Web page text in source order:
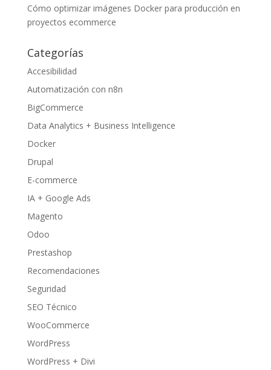
Cómo optimizar imágenes Docker para producción en
proyectos ecommerce
Categorías
Accesibilidad
Automatización con n8n
BigCommerce
Data Analytics + Business Intelligence
Docker
Drupal
E-commerce
IA + Google Ads
Magento
Odoo
Prestashop
Recomendaciones
Seguridad
SEO Técnico
WooCommerce
WordPress
WordPress + Divi